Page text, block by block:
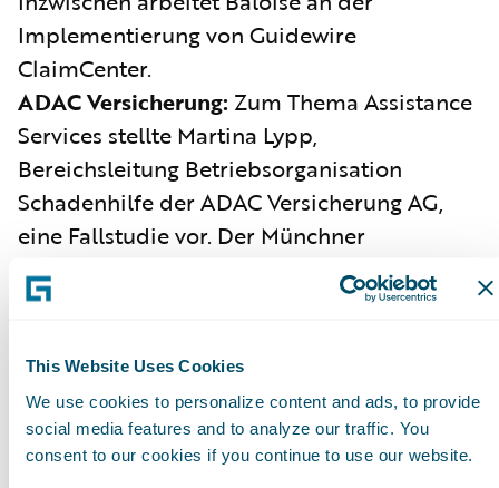
This Website Uses Cookies
We use cookies to personalize content and ads, to provide
social media features and to analyze our traffic. You
consent to our cookies if you continue to use our website.
Implementierung von Guidewire
ClaimCenter.
ADAC Versicherung: Zum Thema Assistance
Services stellte Martina Lypp,
Bereichsleitung Betriebsorganisation
Schadenhilfe der ADAC Versicherung AG,
eine Fallstudie vor. Der Münchner
Versicherer nutzt CustomerEngage, um mit
digitalen Features die Kundenbeziehung im
bearbeitet etwa 55.000 Krankenfälle in der
Assistance pro Jahr. Die Herausforderung
bestand dabei darin, dass es für
medizinische Fälle keinen digitalen